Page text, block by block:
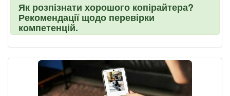
Як розпізнати хорошого копірайтера?
Рекомендації щодо перевірки
компетенцій.